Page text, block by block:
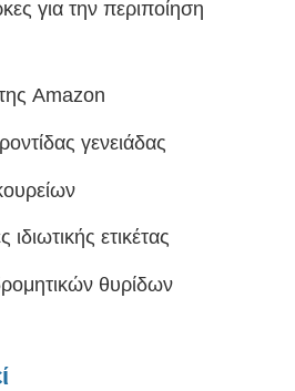
για την περιποίηση
Amazon
γενειάδας
ετικέτας
θυρίδων